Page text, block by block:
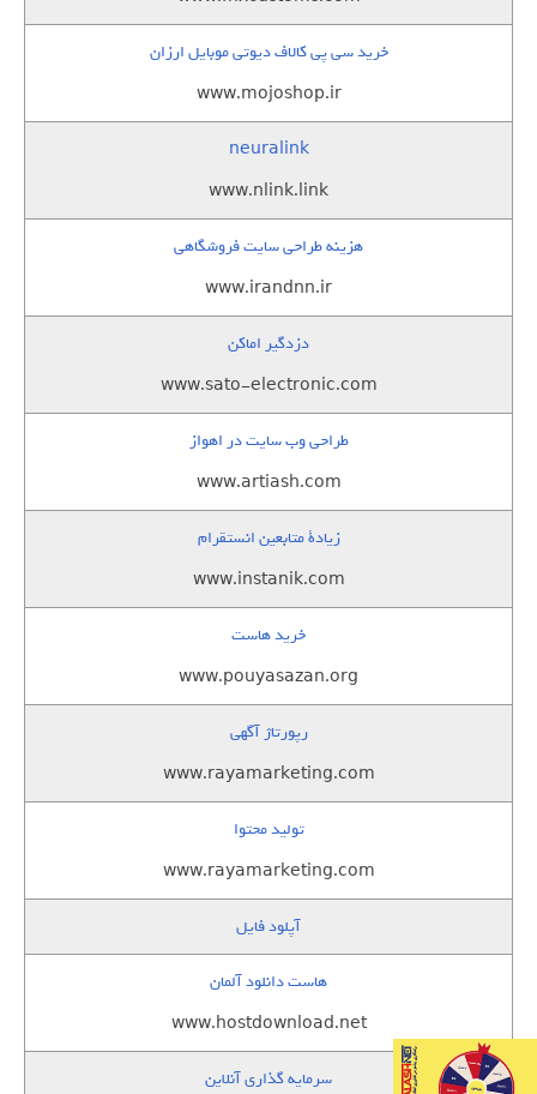
خرید سی پی کالاف دیوتی موبایل ارزان
www.mojoshop.ir
neuralink
www.nlink.link
هزینه طراحی سایت فروشگاهی
www.irandnn.ir
دزدگیر اماکن
www.sato-electronic.com
طراحی وب سایت در اهواز
www.artiash.com
زيادة متابعين انستقرام
www.instanik.com
خرید هاست
www.pouyasazan.org
رپورتاژ آگهی
www.rayamarketing.com
تولید محتوا
www.rayamarketing.com
آپلود فایل
هاست دانلود آلمان
www.hostdownload.net
سرمایه گذاری آنلاین